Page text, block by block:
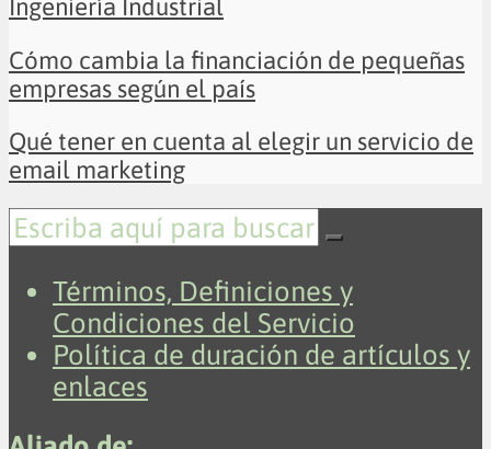
Ingeniería Industrial
Cómo cambia la financiación de pequeñas
empresas según el país
Qué tener en cuenta al elegir un servicio de
email marketing
Términos, Definiciones y
Condiciones del Servicio
Política de duración de artículos y
enlaces